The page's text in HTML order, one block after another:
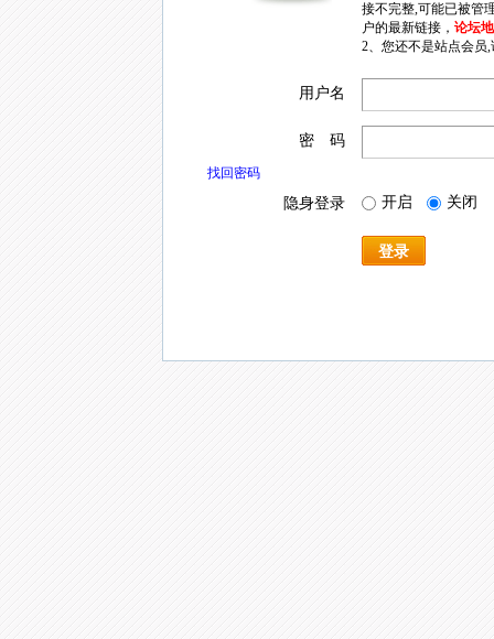
接不完整,可能已被管
户的最新链接， 论坛
2、您还不是站点会员
用户名
密 码
找回密码
隐身登录 开启 关闭
登录